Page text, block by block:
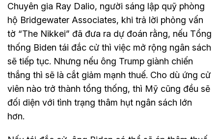
Chuyên gia Ray Dalio, người sáng lập quỹ phòng
hộ Bridgewater Associates, khi trả lời phỏng vấn
tờ “The Nikkei” đã đưa ra dự đoán rằng, nếu Tổng
thống Biden tái đắc cử thì việc mở rộng ngân sách
sẽ tiếp tục. Nhưng nếu ông Trump giành chiến
thắng thì sẽ là cắt giảm mạnh thuế. Cho dù ứng cử
viên nào trở thành tổng thống, thì Mỹ cũng đều sẽ
đối diện với tình trạng thâm hụt ngân sách lớn
hơn.